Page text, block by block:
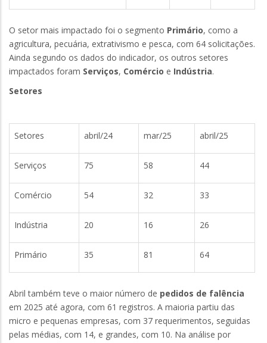
O setor mais impactado foi o segmento Primário, como a
agricultura, pecuária, extrativismo e pesca, com 64 solicitações.
Ainda segundo os dados do indicador, os outros setores
impactados foram Serviços, Comércio e Indústria.
Setores
Setores abril/24 mar/25 abril/25
Serviços 75 58 44
Comércio 54 32 33
Indústria 20 16 26
Primário 35 81 64
Abril também teve o maior número de pedidos de falência
em 2025 até agora, com 61 registros. A maioria partiu das
micro e pequenas empresas, com 37 requerimentos, seguidas
pelas médias, com 14, e grandes, com 10. Na análise por